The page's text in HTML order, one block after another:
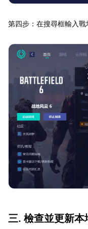
第四步：在搜尋框輸入
三. 檢查並更新本